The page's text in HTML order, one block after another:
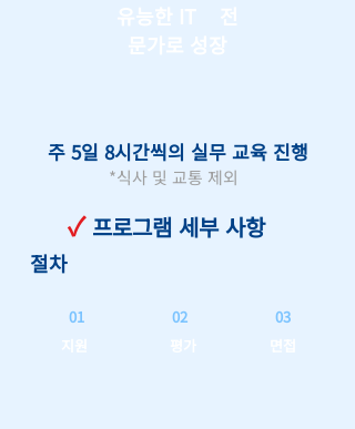
유능한 IT 전
문가로 성장
주 5일 8시간씩의 실무 교육 진행
*식사 및 교통 제외
✓ 프로그램 세부 사항
절차
지원
01
평가
02
면접
03